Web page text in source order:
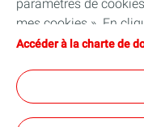
Services
paramètres de
mes cookies ». En
vous acceptez le
techniques
seront utilisés. Pour
consulter la page «
Accéder à la charte de